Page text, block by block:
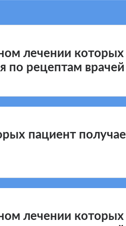
лечении
по рецептам
пациент
лечении